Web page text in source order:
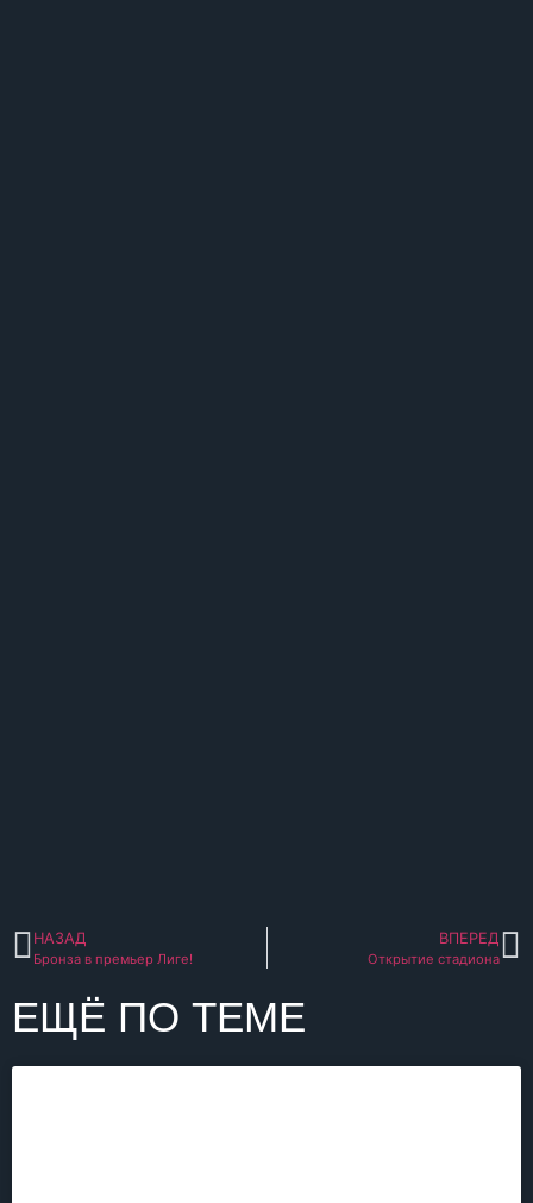
НАЗАД
Бронза в премьер Лиге!
ВПЕРЕД
Открытие стадиона
ЕЩЁ ПО ТЕМЕ